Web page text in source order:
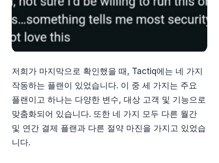
저희가 마지막으로 확인했을 때, Tactiq에는 네 가지
작동하는 플랜이 있었습니다. 이 중 세 가지는 주요
플랜이고 하나는 다양한 변수, 대상 고객 및 기능으로
맞춤화되어 있습니다. 또한 네 가지 모두 다른 월간
및 연간 결제 플랜과 다른 절약 마진을 가지고 있었습
니다.